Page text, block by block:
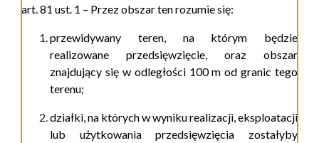
art.81 ust. 1 – Przez obszar ten rozumie się:
przewidywany teren, na którym będzie
realizowane przedsięwzięcie, oraz obszar
znajdujący się w odległości 100 m od granic tego
terenu;
działki, na których w wyniku realizacji, eksploatacji
lub użytkowania przedsięwzięcia zostałyby